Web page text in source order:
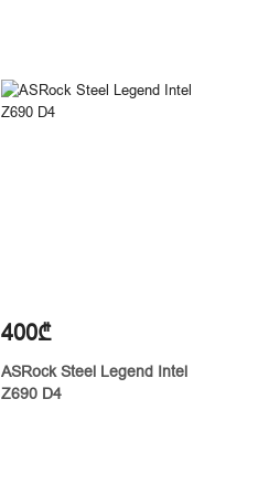
400₾
ASRock Steel Legend Intel
Z690 D4